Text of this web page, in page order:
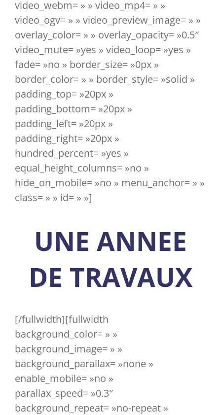
video_webm= » » video_mp4= » »
video_ogv= » » video_preview_image= » »
overlay_color= » » overlay_opacity= »0.5″
video_mute= »yes » video_loop= »yes »
fade= »no » border_size= »0px »
border_color= » » border_style= »solid »
padding_top= »20px »
padding_bottom= »20px »
padding_left= »20px »
padding_right= »20px »
hundred_percent= »yes »
equal_height_columns= »no »
hide_on_mobile= »no » menu_anchor= » »
class= » » id= » »]
UNE ANNEE
DE TRAVAUX
[/fullwidth][fullwidth
background_color= » »
background_image= » »
background_parallax= »none »
enable_mobile= »no »
parallax_speed= »0.3″
background_repeat= »no-repeat »